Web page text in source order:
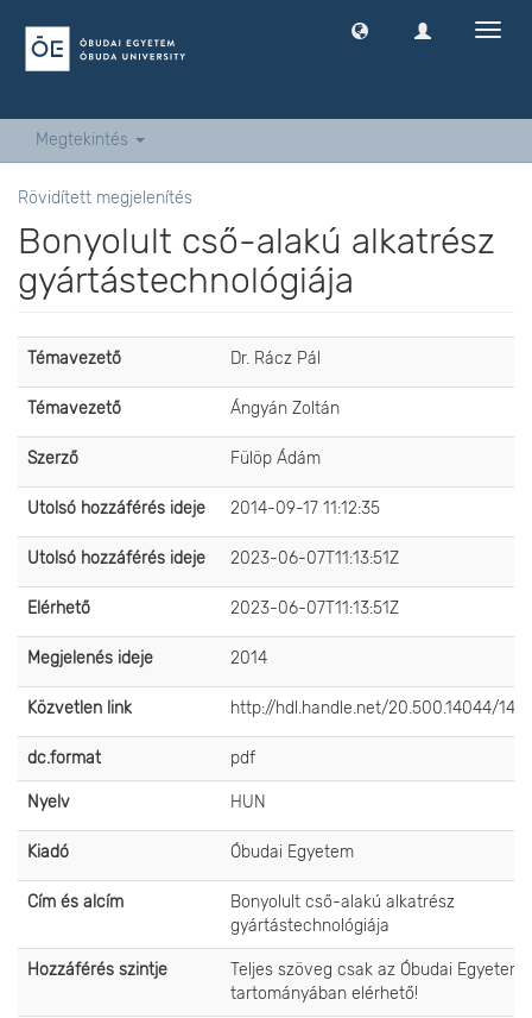
Megtekintés
Rövidített megjelenítés
Bonyolult cső-alakú alkatrész
gyártástechnológiája
Témavezető Dr. Rácz Pál
Témavezető Ángyán Zoltán
Szerző Fülöp Ádám
Utolsó hozzáférés ideje 2014-09-17 11:12:35
Utolsó hozzáférés ideje 2023-06-07T11:13:51Z
Elérhető 2023-06-07T11:13:51Z
Megjelenés ideje 2014
Közvetlen link http://hdl.handle.net/20.500.14044/
dc.format pdf
Nyelv HUN
Kiadó Óbudai Egyetem
Cím és alcím
Bonyolult cső-alakú alkatrész
gyártástechnológiája
Hozzáférés szintje
Teljes szöveg csak az Óbudai Egyetem
tartományában elérhető!